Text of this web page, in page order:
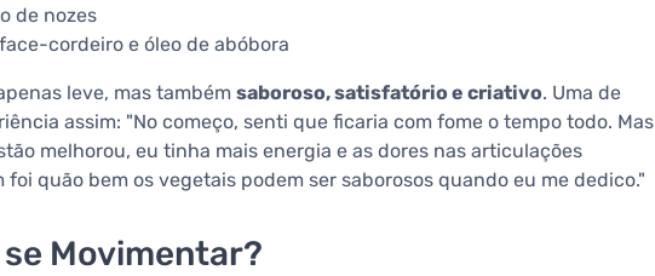
de nozes
cordeiro e óleo de abóbora
leve, mas também saboroso, satisfatório e criativo. Uma de
assim: "No começo, senti que ficaria com fome o tempo todo. Mas
melhorou, eu tinha mais energia e as dores nas articulações
quão bem os vegetais podem ser saborosos quando eu me dedico."
se Movimentar?